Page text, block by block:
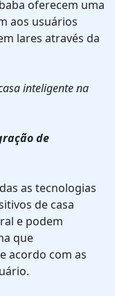
oferecem uma
aos usuários
lares através da
inteligente na
de
as tecnologias
de casa
e podem
que
acordo com as